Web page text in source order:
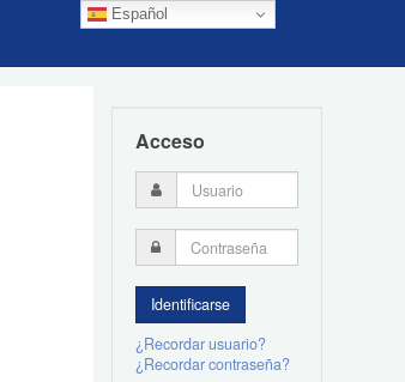
Español
Acceso
¿Recordar usuario?
¿Recordar contraseña?